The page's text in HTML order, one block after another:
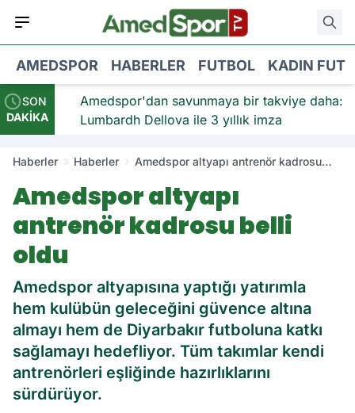
AMEDSPOR HABERLER FUTBOL KADIN
SON
DAKİKA
Amedspor'dan savunmaya bir takviye daha:
Lumbardh Dellova ile 3 yıllık imza
Haberler Haberler
Amedspor altyapı antrenör kadrosu
Amedspor altyapı
antrenör kadrosu belli
oldu
Amedspor altyapısına yaptığı yatırımla
hem kulübün geleceğini güvence altına
almayı hem de Diyarbakır futboluna katkı
sağlamayı hedefliyor. Tüm takımlar kendi
antrenörleri eşliğinde hazırlıklarını
sürdürüyor.